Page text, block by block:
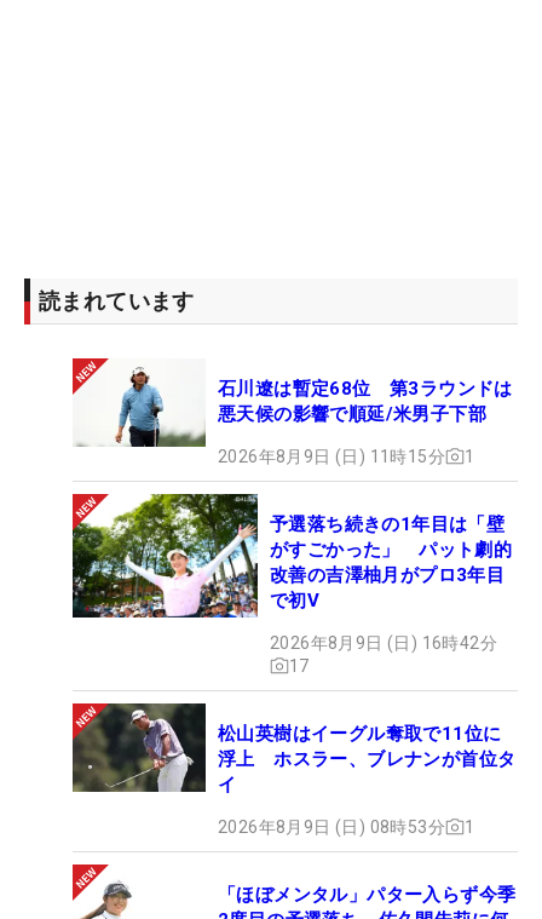
読まれています
石川遼は暫定68位 第3ラウンドは
悪天候の影響で順延/米男子下部
2026年8月9日 (日) 11時15分 1
予選落ち続きの1年目は「壁
がすごかった」 パット劇的
改善の吉澤柚月がプロ3年目
で初V
2026年8月9日 (日) 16時42分
17
松山英樹はイーグル奪取で11位に
浮上 ホスラー、ブレナンが首位タ
イ
2026年8月9日 (日) 08時53分 1
「ほぼメンタル」パター入らず今季